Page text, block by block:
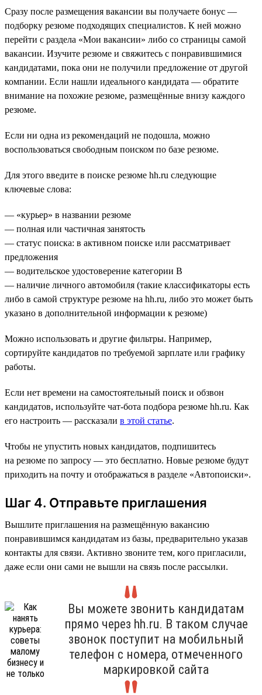
Сразу после размещения вакансии вы получаете бонус —
подборку резюме подходящих специалистов. К ней можно
перейти с раздела «Мои вакансии» либо со страницы самой
вакансии. Изучите резюме и свяжитесь с понравившимися
кандидатами, пока они не получили предложение от другой
компании. Если нашли идеального кандидата — обратите
внимание на похожие резюме, размещённые внизу каждого
резюме.
Если ни одна из рекомендаций не подошла, можно
воспользоваться свободным поиском по базе резюме.
Для этого введите в поиске резюме hh.ru следующие
ключевые слова:
— «курьер» в названии резюме
— полная или частичная занятость
— статус поиска: в активном поиске или рассматривает
предложения
— водительское удостоверение категории В
— наличие личного автомобиля (такие классификаторы есть
либо в самой структуре резюме на hh.ru, либо это может быть
указано в дополнительной информации к резюме)
Можно использовать и другие фильтры. Например,
сортируйте кандидатов по требуемой зарплате или графику
работы.
Если нет времени на самостоятельный поиск и обзвон
кандидатов, используйте чат-бота подбора резюме hh.ru. Как
его настроить — рассказали в этой статье.
Чтобы не упустить новых кандидатов, подпишитесь
на резюме по запросу — это бесплатно. Новые резюме будут
приходить на почту и отображаться в разделе «Автопоиски».
Шаг 4. Отправьте приглашения
Вышлите приглашения на размещённую вакансию
понравившимся кандидатам из базы, предварительно указав
контакты для связи. Активно звоните тем, кого пригласили,
даже если они сами не вышли на связь после рассылки.
Вы можете звонить кандидатам
прямо через hh.ru. В таком случае
звонок поступит на мобильный
телефон с номера, отмеченного
маркировкой сайта